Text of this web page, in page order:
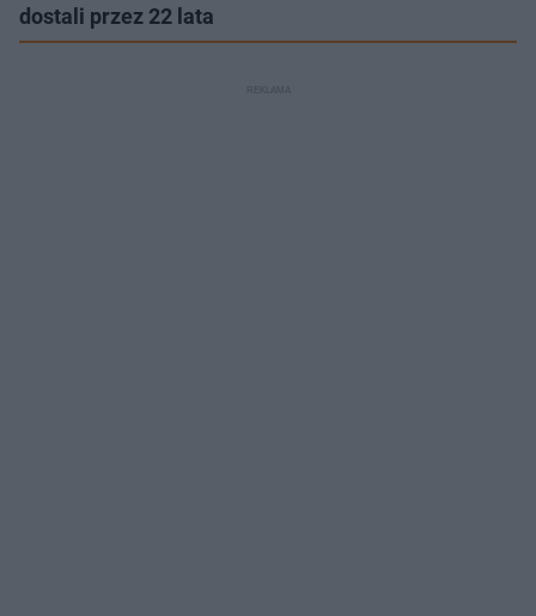
dostali przez 22 lata